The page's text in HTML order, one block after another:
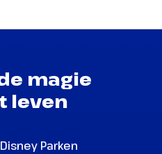
magie
leven
Parken